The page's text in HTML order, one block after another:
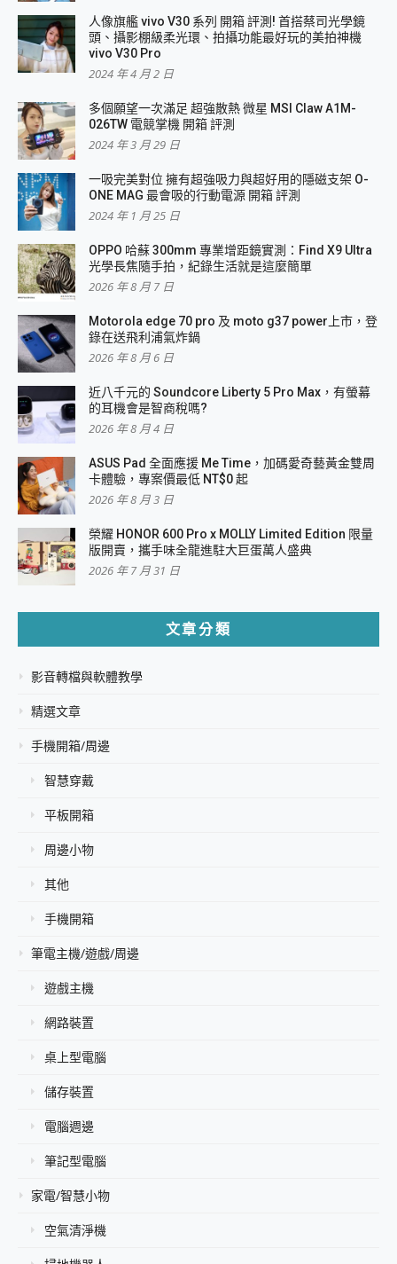
人像旗艦 vivo V30 系列 開箱 評測! 首搭蔡司光學鏡
頭、攝影棚級柔光環、拍攝功能最好玩的美拍神機
vivo V30 Pro
2024 年 4 月 2 日
多個願望一次滿足 超強散熱 微星 MSI Claw A1M-
026TW 電競掌機 開箱 評測
2024 年 3 月 29 日
一吸完美對位 擁有超強吸力與超好用的隱磁支架 O-
ONE MAG 最會吸的行動電源 開箱 評測
2024 年 1 月 25 日
OPPO 哈蘇 300mm 專業增距鏡實測：Find X9 Ultra
光學長焦隨手拍，紀錄生活就是這麼簡單
2026 年 8 月 7 日
Motorola edge 70 pro 及 moto g37 power上市，登
錄在送飛利浦氣炸鍋
2026 年 8 月 6 日
近八千元的 Soundcore Liberty 5 Pro Max，有螢幕
的耳機會是智商稅嗎?
2026 年 8 月 4 日
ASUS Pad 全面應援 Me Time，加碼愛奇藝黃金雙周
卡體驗，專案價最低 NT$0 起
2026 年 8 月 3 日
榮耀 HONOR 600 Pro x MOLLY Limited Edition 限量
版開賣，攜手味全龍進駐大巨蛋萬人盛典
2026 年 7 月 31 日
文章分類
影音轉檔與軟體教學
精選文章
手機開箱/周邊
智慧穿戴
平板開箱
周邊小物
其他
手機開箱
筆電主機/遊戲/周邊
遊戲主機
網路裝置
桌上型電腦
儲存裝置
電腦週邊
筆記型電腦
家電/智慧小物
空氣清淨機